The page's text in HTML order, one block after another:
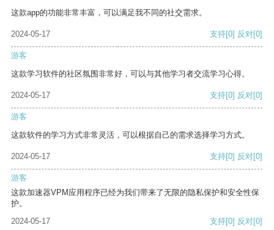
这款app的功能非常丰富，可以满足我不同的社交需求。
2024-05-17 支持[0] 反对[0]
游客
这款学习软件的社区氛围非常好，可以与其他学习者交流学习心得。
2024-05-17 支持[0] 反对[0]
游客
这款软件的学习方式非常灵活，可以根据自己的需求选择学习方式。
2024-05-17 支持[0] 反对[0]
游客
这款加速器VPM应用程序已经为我们带来了无限的隐私保护和安全性保
护。
2024-05-17
支持[0] 反对[0]